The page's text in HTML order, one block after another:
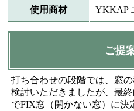
使用商材 YKKAP
ご提
打ち合わせの段階では、窓
検討いただきましたが、最
でFIX窓（開かない窓）に決